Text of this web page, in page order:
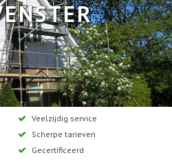
Veelzijdig service
Scherpe tarieven
Gecertificeerd